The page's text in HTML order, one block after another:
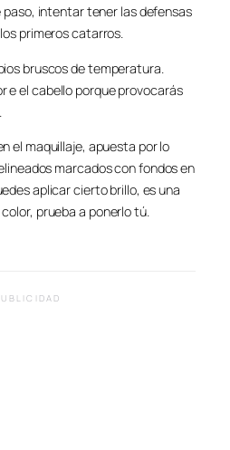
paso, intentar tener las defensas
primeros catarros.
bruscos de temperatura.
e el cabello porque provocarás
el maquillaje, apuesta por lo
marcados con fondos en
aplicar cierto brillo, es una
prueba a ponerlo tú.